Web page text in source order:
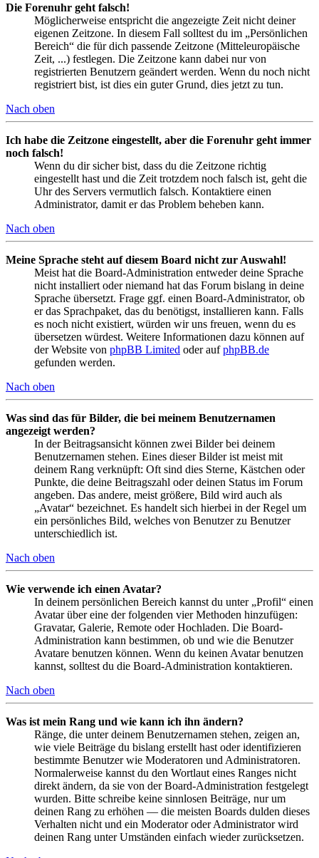
Die Forenuhr geht falsch!
Möglicherweise entspricht die angezeigte Zeit nicht deiner
eigenen Zeitzone. In diesem Fall solltest du im „Persönlichen
Bereich“ die für dich passende Zeitzone (Mitteleuropäische
Zeit, ...) festlegen. Die Zeitzone kann dabei nur von
registrierten Benutzern geändert werden. Wenn du noch nicht
registriert bist, ist dies ein guter Grund, dies jetzt zu tun.
Nach oben
Ich habe die Zeitzone eingestellt, aber die Forenuhr geht immer
noch falsch!
Wenn du dir sicher bist, dass du die Zeitzone richtig
eingestellt hast und die Zeit trotzdem noch falsch ist, geht die
Uhr des Servers vermutlich falsch. Kontaktiere einen
Administrator, damit er das Problem beheben kann.
Nach oben
Meine Sprache steht auf diesem Board nicht zur Auswahl!
Meist hat die Board-Administration entweder deine Sprache
nicht installiert oder niemand hat das Forum bislang in deine
Sprache übersetzt. Frage ggf. einen Board-Administrator, ob
er das Sprachpaket, das du benötigst, installieren kann. Falls
es noch nicht existiert, würden wir uns freuen, wenn du es
übersetzen würdest. Weitere Informationen dazu können auf
der Website von phpBB Limited oder aufphpBB.de
gefunden werden.
Nach oben
Was sind das für Bilder, die bei meinem Benutzernamen
angezeigt werden?
In der Beitragsansicht können zwei Bilder bei deinem
Benutzernamen stehen. Eines dieser Bilder ist meist mit
deinem Rang verknüpft: Oft sind dies Sterne, Kästchen oder
Punkte, die deine Beitragszahl oder deinen Status im Forum
angeben. Das andere, meist größere, Bild wird auch als
„Avatar“ bezeichnet. Es handelt sich hierbei in der Regel um
ein persönliches Bild, welches von Benutzer zu Benutzer
unterschiedlich ist.
Nach oben
Wie verwende ich einen Avatar?
In deinem persönlichen Bereich kannst du unter „Profil“ einen
Avatar über eine der folgenden vier Methoden hinzufügen:
Gravatar, Galerie, Remote oder Hochladen. Die Board-
Administration kann bestimmen, ob und wie die Benutzer
Avatare benutzen können. Wenn du keinen Avatar benutzen
kannst, solltest du die Board-Administration kontaktieren.
Nach oben
Was ist mein Rang und wie kann ich ihn ändern?
Ränge, die unter deinem Benutzernamen stehen, zeigen an,
wie viele Beiträge du bislang erstellt hast oder identifizieren
bestimmte Benutzer wie Moderatoren und Administratoren.
Normalerweise kannst du den Wortlaut eines Ranges nicht
direkt ändern, da sie von der Board-Administration festgelegt
wurden. Bitte schreibe keine sinnlosen Beiträge, nur um
deinen Rang zu erhöhen — die meisten Boards dulden dieses
Verhalten nicht und ein Moderator oder Administrator wird
deinen Rang unter Umständen einfach wieder zurücksetzen.